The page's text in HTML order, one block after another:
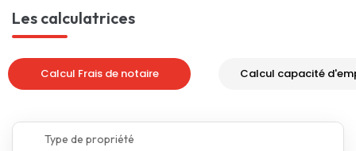
Les calculatrices
Calcul Frais de notaire Calcul capacité